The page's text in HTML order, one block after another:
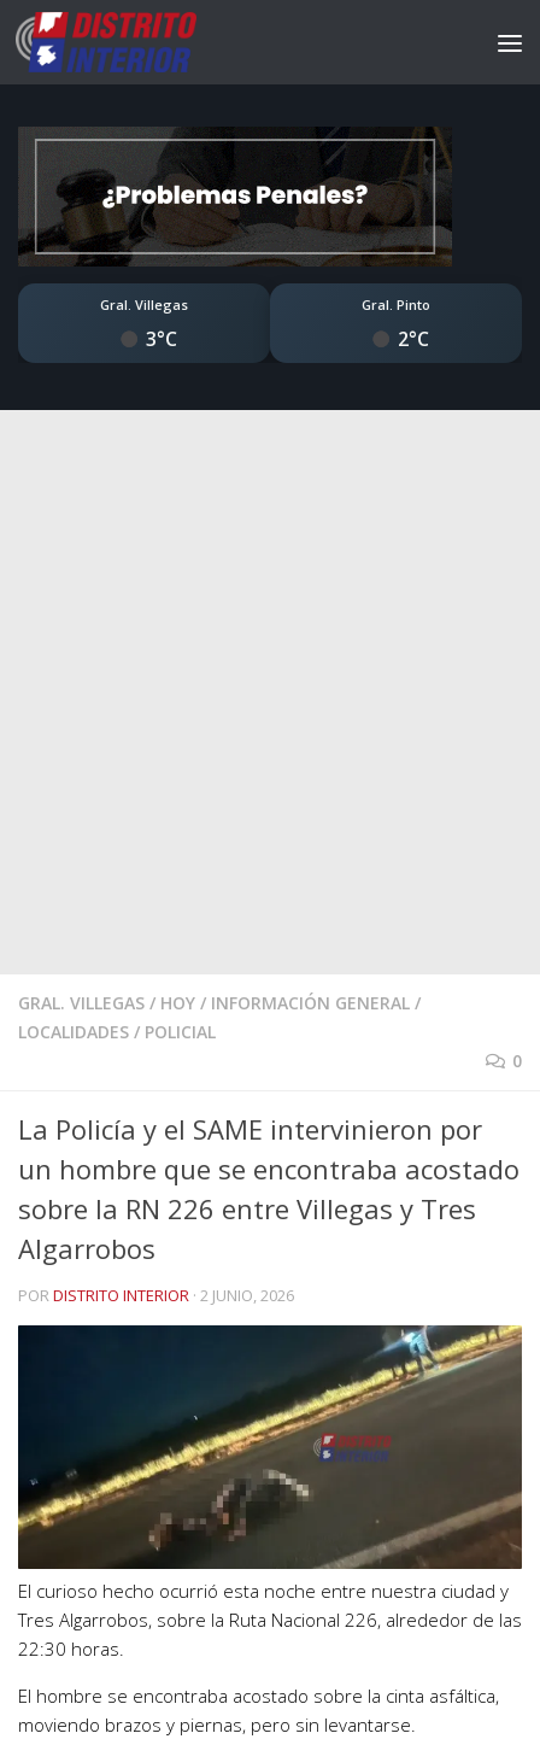
Gral. Villegas
3°C
Gral. Pinto
2°C
GRAL. VILLEGAS / HOY / INFORMACIÓN GENERAL /
LOCALIDADES / POLICIAL
0
La Policía y el SAME intervinieron por
un hombre que se encontraba acostado
sobre la RN 226 entre Villegas y Tres
Algarrobos
PORDISTRITO INTERIOR · 2 JUNIO, 2026
El curioso hecho ocurrió esta noche entre nuestra ciudad y
Tres Algarrobos, sobre la Ruta Nacional 226, alrededor de las
22:30 horas.
El hombre se encontraba acostado sobre la cinta asfáltica,
moviendo brazos y piernas, pero sin levantarse.